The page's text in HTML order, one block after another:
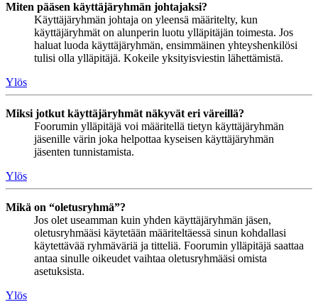
Miten pääsen käyttäjäryhmän johtajaksi?
Käyttäjäryhmän johtaja on yleensä määritelty, kun
käyttäjäryhmät on alunperin luotu ylläpitäjän toimesta. Jos
haluat luoda käyttäjäryhmän, ensimmäinen yhteyshenkilösi
tulisi olla ylläpitäjä. Kokeile yksityisviestin lähettämistä.
Ylös
Miksi jotkut käyttäjäryhmät näkyvät eri väreillä?
Foorumin ylläpitäjä voi määritellä tietyn käyttäjäryhmän
jäsenille värin joka helpottaa kyseisen käyttäjäryhmän
jäsenten tunnistamista.
Ylös
Mikä on “oletusryhmä”?
Jos olet useamman kuin yhden käyttäjäryhmän jäsen,
oletusryhmääsi käytetään määriteltäessä sinun kohdallasi
käytettävää ryhmäväriä ja titteliä. Foorumin ylläpitäjä saattaa
antaa sinulle oikeudet vaihtaa oletusryhmääsi omista
asetuksista.
Ylös